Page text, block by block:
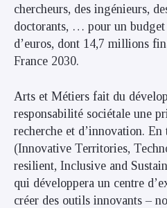
chercheurs, des ingénieurs,
doctorants, … pour un
d’euros, dont 14,7 millions
France 2030.
Arts et Métiers fait du
responsabilité sociétale une
recherche et d’innovation.
(Innovative Territories,
resilient, Inclusive and
qui développera un centre
créer des outils innovants –